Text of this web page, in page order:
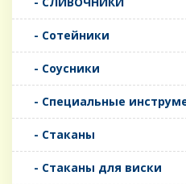
- Сотейники
- Соусники
- Специальные
- Стаканы
- Стаканы для виски